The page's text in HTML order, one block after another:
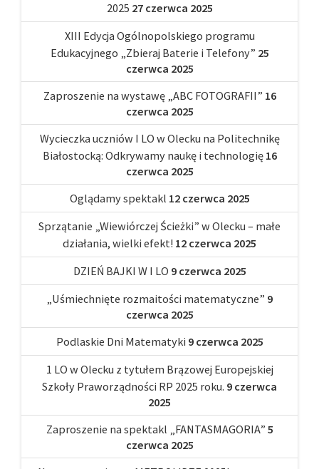
2025 27 czerwca 2025
XIII Edycja Ogólnopolskiego programu
Edukacyjnego „Zbieraj Baterie i Telefony” 25
czerwca 2025
Zaproszenie na wystawę „ABC FOTOGRAFII” 16
czerwca 2025
Wycieczka uczniów I LO w Olecku na Politechnikę
Białostocką: Odkrywamy naukę i technologię 16
czerwca 2025
Oglądamy spektakl 12 czerwca 2025
Sprzątanie „Wiewiórczej Ścieżki” w Olecku – małe
działania, wielki efekt! 12 czerwca 2025
DZIEŃ BAJKI W I LO 9 czerwca 2025
„Uśmiechnięte rozmaitości matematyczne” 9
czerwca 2025
Podlaskie Dni Matematyki 9 czerwca 2025
1 LO w Olecku z tytułem Brązowej Europejskiej
Szkoły Praworządności RP 2025 roku. 9 czerwca
2025
Zaproszenie na spektakl „FANTASMAGORIA” 5
czerwca 2025